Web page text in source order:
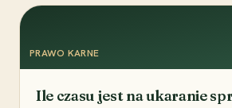
PRAWO KARNE
Ile czasu jest na ukaranie